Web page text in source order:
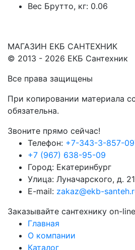
Вес Брутто, кг: 0.06
МАГАЗИН ЕКБ САНТЕХНИК
© 2013 - 2026 ЕКБ Сантехник
Все права защищены
При копировании материала
обязательна.
Звоните прямо сейчас!
Телефон: +7-343-3-857-
+7 (967) 638-95-09
Город: Екатеринбург
Улица: Луначарского, д.
E-mail: zakaz@ekb-
Заказывайте сантехнику on-line
Главная
О компании
Каталог